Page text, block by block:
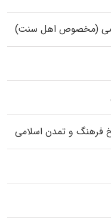
(مخصوص اهل سنت)
فرهنگ و تمدن اسلامی